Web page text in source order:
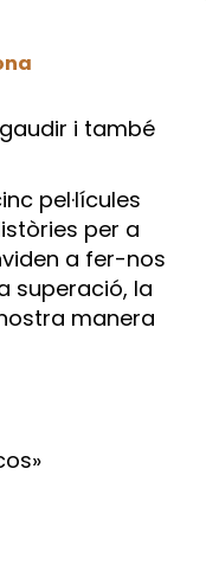
i també
pel·lícules
per a
a fer-nos
superació, la
manera